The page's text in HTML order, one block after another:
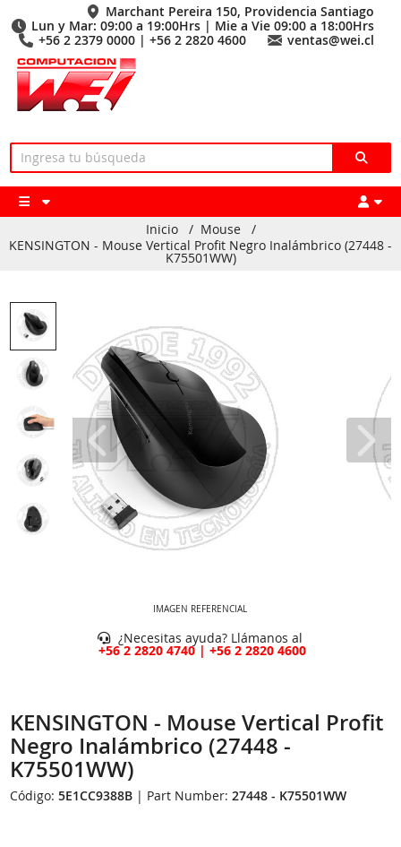
Marchant Pereira 150, Providencia Santiago
Lun y Mar: 09:00 a 19:00Hrs | Mie a Vie 09:00 a 18:00Hrs
+56 2 2379 0000 | +56 2 2820 4600
ventas@wei.cl
Inicio / Mouse
/
KENSINGTON - Mouse Vertical Profit Negro Inalámbrico (27448 -
K75501WW)
IMAGEN REFERENCIAL
¿Necesitas ayuda? Llámanos al
+56 2 2820 4740 | +56 2 2820 4600
KENSINGTON - Mouse Vertical Profit
Negro Inalámbrico (27448 -
K75501WW)
Código:5E1CC9388B | Part Number:27448 - K75501WW